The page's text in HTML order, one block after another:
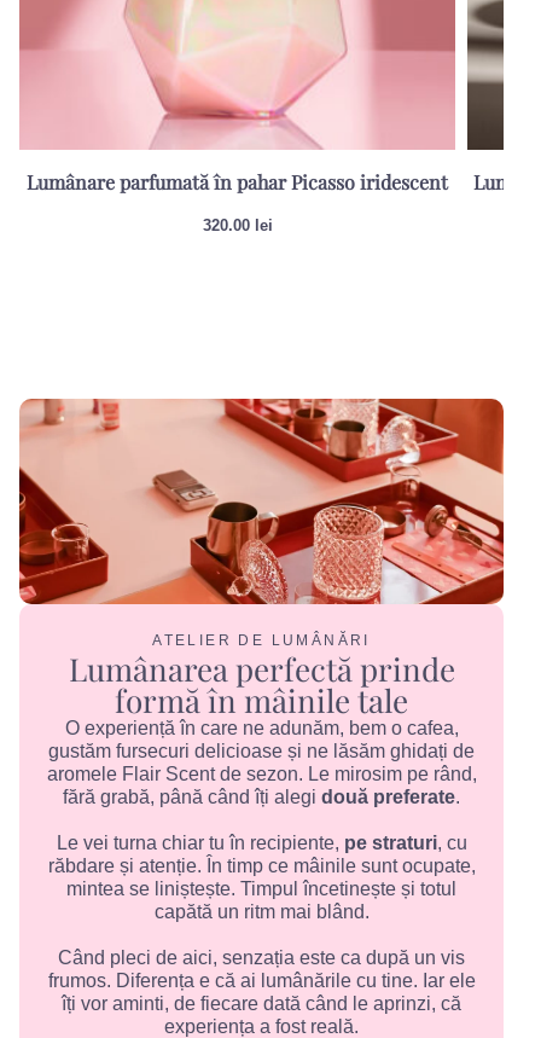
Lumânare parfumată în pahar Picasso iridescent
320.00 lei
ATELIER DE LUMÂNĂRI
Lumânarea perfectă prinde
formă în mâinile tale
O experiență în care ne adunăm, bem o cafea,
gustăm fursecuri delicioase și ne lăsăm ghidați de
aromele Flair Scent de sezon. Le mirosim pe rând,
fără grabă, până când îți alegi două preferate.
Le vei turna chiar tu în recipiente, pe straturi, cu
răbdare și atenție. În timp ce mâinile sunt ocupate,
mintea se liniștește. Timpul încetinește și totul
capătă un ritm mai blând.
Când pleci de aici, senzația este ca după un vis
frumos. Diferența e că ai lumânările cu tine. Iar ele
îți vor aminti, de fiecare dată când le aprinzi, că
experiența a fost reală.